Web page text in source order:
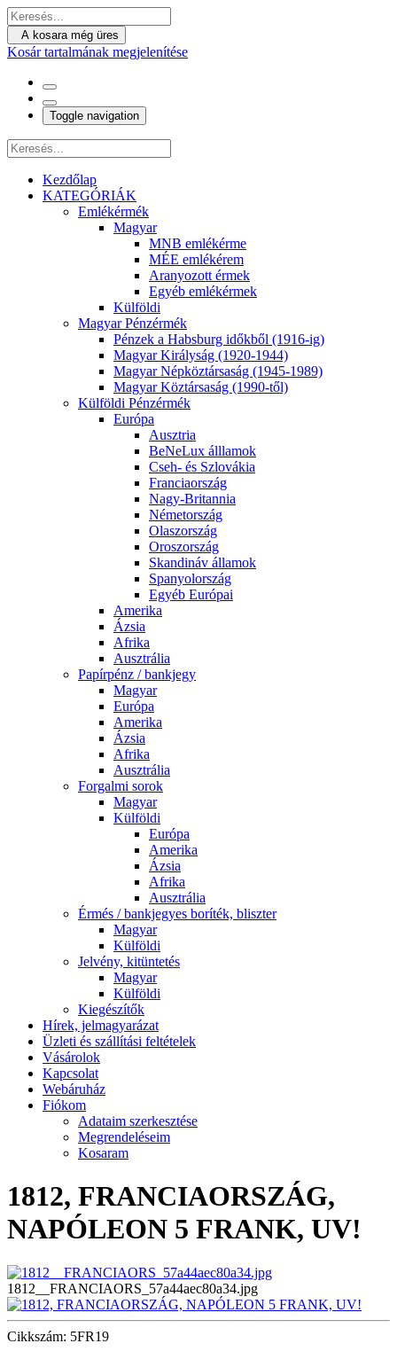
A kosara még üres
Kosár tartalmának megjelenítése
Toggle navigation
Kezdőlap
KATEGÓRIÁK
Emlékérmék
Magyar
MNB emlékérme
MÉE emlékérem
Aranyozott érmek
Egyéb emlékérmek
Külföldi
Magyar Pénzérmék
Pénzek a Habsburg időkből (1916-ig)
Magyar Királyság (1920-1944)
Magyar Népköztársaság (1945-1989)
Magyar Köztársaság (1990-től)
Külföldi Pénzérmék
Európa
Ausztria
BeNeLux álllamok
Cseh- és Szlovákia
Franciaország
Nagy-Britannia
Németország
Olaszország
Oroszország
Skandináv államok
Spanyolország
Egyéb Európai
Amerika
Ázsia
Afrika
Ausztrália
Papírpénz / bankjegy
Magyar
Európa
Amerika
Ázsia
Afrika
Ausztrália
Forgalmi sorok
Magyar
Külföldi
Európa
Amerika
Ázsia
Afrika
Ausztrália
Érmés / bankjegyes boríték, bliszter
Magyar
Külföldi
Jelvény, kitüntetés
Magyar
Külföldi
Kiegészítők
Hírek, jelmagyarázat
Üzleti és szállítási feltételek
Vásárolok
Kapcsolat
Webáruház
Fiókom
Adataim szerkesztése
Megrendeléseim
Kosaram
1812, FRANCIAORSZÁG,
NAPÓLEON 5 FRANK, UV!
1812__FRANCIAORS_57a44aec80a34.jpg
Cikkszám: 5FR19